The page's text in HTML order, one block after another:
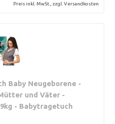
Preis inkl. MwSt., zzgl. Versandkosten
Baby Neugeborene -
und Väter -
- Babytragetuch